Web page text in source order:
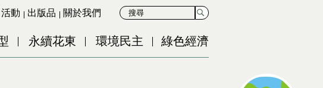
活動 出版品 關於我們
永續花東 環境民主 綠色經濟